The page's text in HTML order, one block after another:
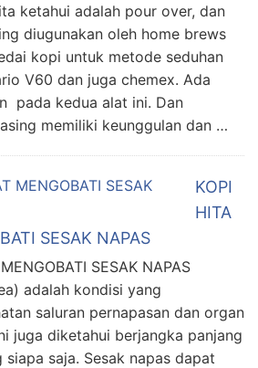
ketahui adalah pour over, dan
diugunakan oleh home brews
kopi untuk metode seduhan
V60 dan juga chemex. Ada
pada kedua alat ini. Dan
memiliki keunggulan dan …
KOPI
HITA
SESAK NAPAS
SESAK NAPAS
adalah kondisi yang
saluran pernapasan dan organ
juga diketahui berjangka panjang
saja. Sesak napas dapat